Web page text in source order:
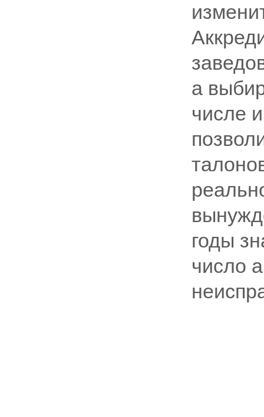
а
числе
годы
число